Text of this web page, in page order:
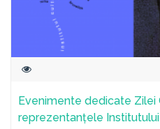
Evenimente dedicate Zilei
reprezentanțele